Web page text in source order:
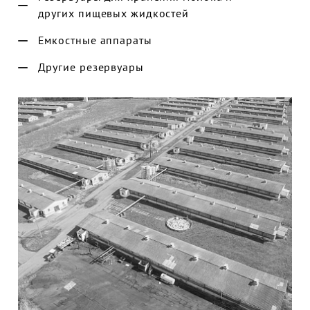
других пищевых жидкостей
Емкостные аппараты
Другие резервуары